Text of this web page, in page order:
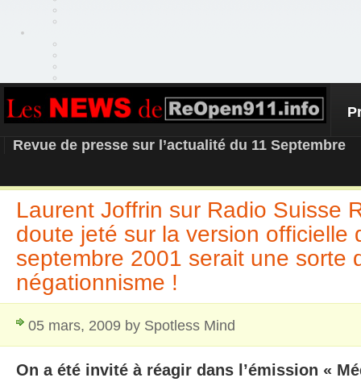
REOPEN911 – NEWS
Revue de presse sur l’actualité du 11 Septembre
Laurent Joffrin sur Radio Suisse
doute jeté sur la version officielle
septembre 2001 serait une sorte
négationnisme !
05 mars, 2009 by Spotless Mind
On a été invité à réagir dans l’émission «